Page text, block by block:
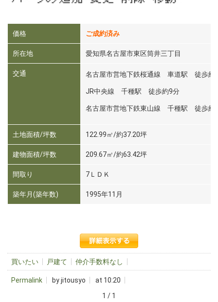
価格 ご成約済み
所在地 愛知県名古屋市東区筒井三丁目
交通 名古屋市営地下鉄桜通線 車道駅 徒歩約
JR中央線 千種駅 徒歩約9分
名古屋市営地下鉄東山線 千種駅 徒歩約
土地面積/坪数 122.99㎡/約37.20坪
建物面積/坪数 209.67㎡/約63.42坪
間取り 7ＬＤＫ
築年月(築年数) 1995年11月
買いたい 戸建て 仲介手数料なし
Permalink by jitousyo
at 10:20
1 / 1